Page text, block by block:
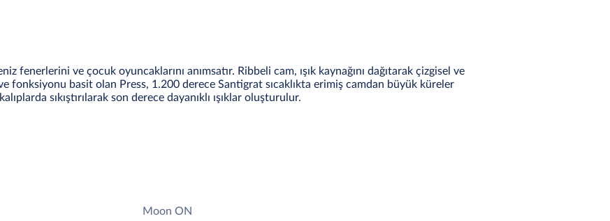
fenerlerini ve çocuk oyuncaklarını anımsatır. Ribbeli cam, ışık kaynağını dağıtarak çizgisel ve
fonksiyonu basit olan Press, 1.200 derece Santigrat sıcaklıkta erimiş camdan büyük küreler
sıkıştırılarak son derece dayanıklı ışıklar oluşturulur.
Moon ON